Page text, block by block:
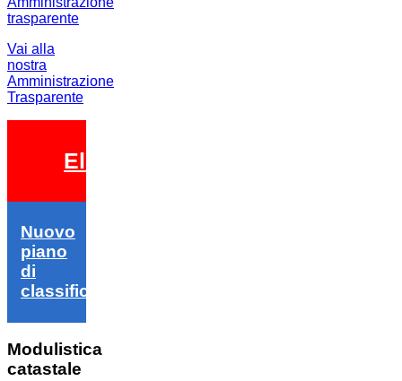
Vai alla
nostra
Amministrazione
Trasparente
Elezioni 2026
Nuovo
piano
di
classifica
Modulistica
catastale